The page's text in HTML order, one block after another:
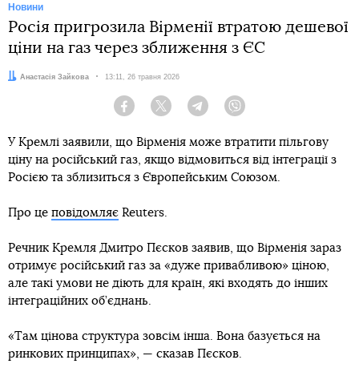
Новини
Росія пригрозила Вірменії втратою дешевої
ціни на газ через зближення з ЄС
Автор:
Анастасія Зайкова Дата:
13:11, 26 травня 2026
Facebook Twitter Telegram
У Кремлі заявили, що Вірменія може втратити пільгову
ціну на російський газ, якщо відмовиться від інтеграції з
Росією та зблизиться з Європейським Союзом.
Про це повідомляє Reuters.
Речник Кремля Дмитро Пєсков заявив, що Вірменія зараз
отримує російський газ за «дуже привабливою» ціною,
але такі умови не діють для країн, які входять до інших
інтеграційних об’єднань.
«Там цінова структура зовсім інша. Вона базується на
ринкових принципах», — сказав Пєсков.